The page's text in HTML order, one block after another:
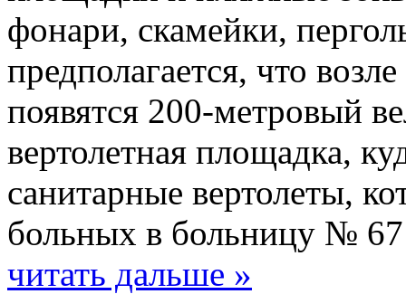
фонари, скамейки,
предполагается, что
появятся 200-метровый
вертолетная площадка,
санитарные вертолеты,
больных в больницу №
читать дальше »